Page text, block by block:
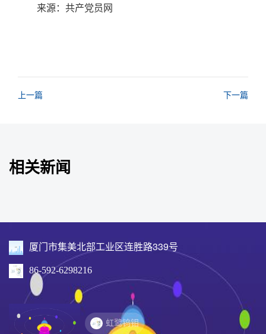
来源：共产党员网
上一篇 下一篇
相关新闻
厦门市集美北部工业区连胜路339号
86-592-6298216
虹鹭钨钼